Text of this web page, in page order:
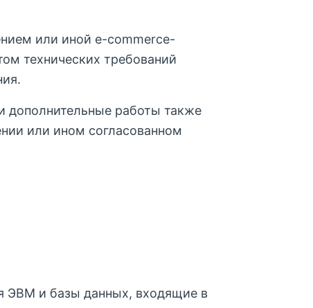
или иной e-commerce-
технических требований
дополнительные работы также
или ином согласованном
ЭВМ и базы данных, входящие в